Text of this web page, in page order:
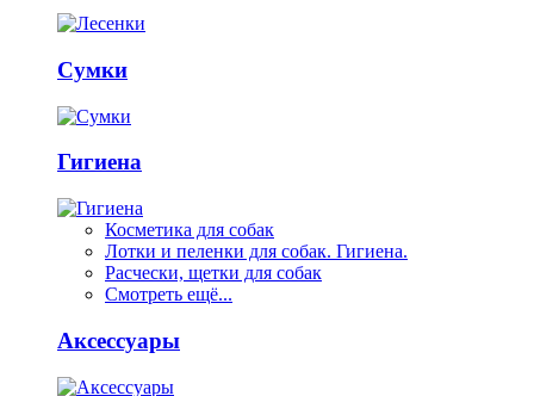
Сумки
Гигиена
Косметика для собак
Лотки и пеленки для собак. Гигиена.
Расчески, щетки для собак
Смотреть ещё...
Аксессуары